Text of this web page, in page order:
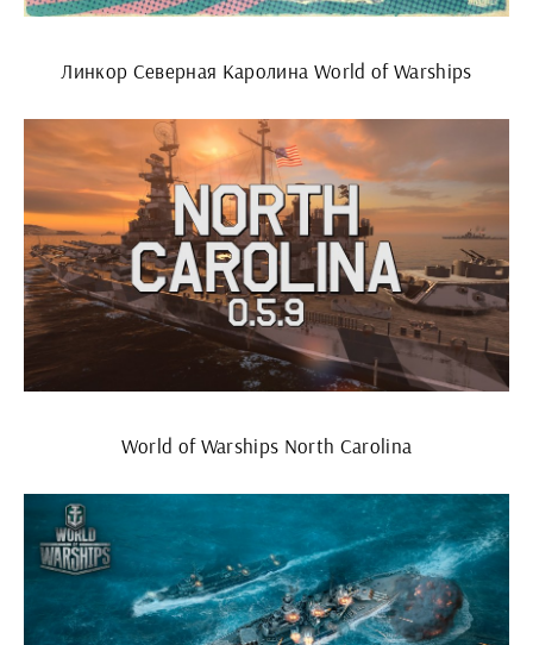
Линкор Северная Каролина World of Warships
World of Warships North Carolina